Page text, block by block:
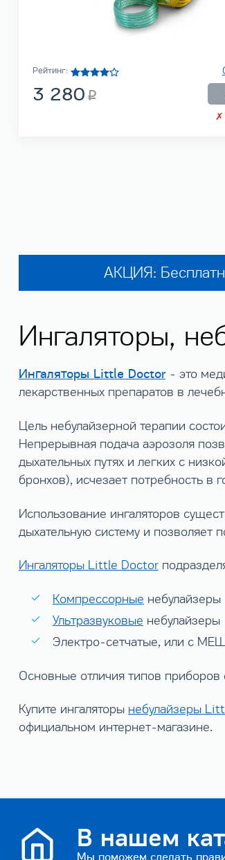
✗
Рейтинг:
3 280
АКЦИЯ:
Ингаляторы,
Ингаляторы Little Doctor - это
лекарственных препаратов в
Цель небулайзерной терапии
Непрерывная подача аэрозоля
дыхательных путях и легких с
бронхов), исчезает потребность в
Использование ингаляторов
дыхательную систему и позволяет
Ингаляторы Little Doctor
Компрессорные небулайзеры
Ультразвуковые небулайзеры
Электро-сетчатые, или с
Основные отличия типов приборов
Купите ингаляторы небулайзеры
официальном интернет-магазине.
В нашем
Мы поможем сделать